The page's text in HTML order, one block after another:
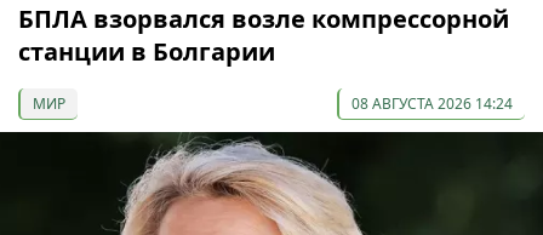
БПЛА взорвался возле компрессорной
станции в Болгарии
МИР 08 АВГУСТА 2026 14:24